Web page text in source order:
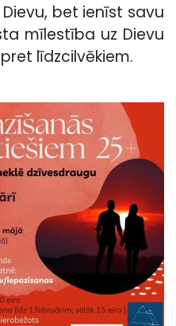
bet ienīst savu
mīlestība uz Dievu
līdzcilvēkiem.